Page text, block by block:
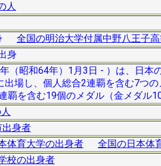
人
全国の明治大学付属中野八王子
身
（昭和64年）1月3日 - ）は、日
場し、個人総合2連覇を含む7つ
覇を含む19個のメダル（金メダル
身者
体育大学の出身者
全国の日本体
校の出身者